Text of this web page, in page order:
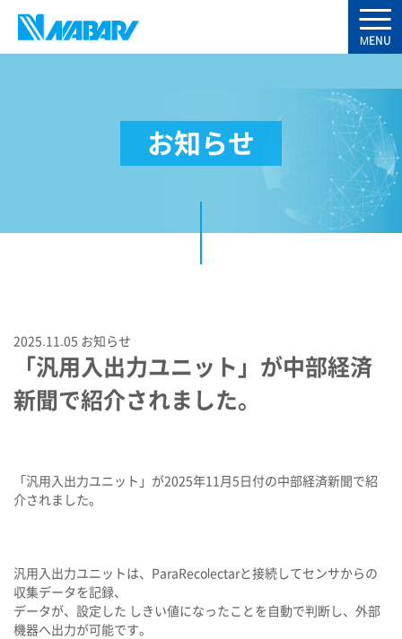
お知らせ
2025.11.05 お知らせ
「汎用入出力ユニット」が中部経済
新聞で紹介されました。
「汎用入出力ユニット」が2025年11月5日付の中部経済新聞で紹
介されました。
汎用入出力ユニットは、ParaRecolectarと接続してセンサからの
収集データを記録、
データが、設定した しきい値になったことを自動で判断し、外部
機器へ出力が可能です。